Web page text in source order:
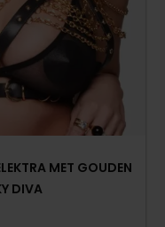
MET GOUDEN
DIVA